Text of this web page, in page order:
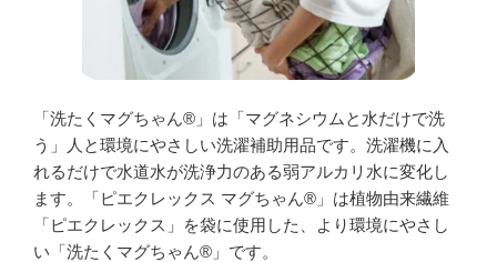
「洗たくマグちゃん®」は「マグネシウムと水だけで洗
う」人と環境にやさしい洗濯補助用品です。洗濯機に入
れるだけで水道水が洗浄力のある弱アルカリ水に変化し
ます。「ピエクレックス マグちゃん®」は植物由来繊維
「ピエクレックス」を袋に使用した、より環境にやさし
い「洗たくマグちゃん®」です。